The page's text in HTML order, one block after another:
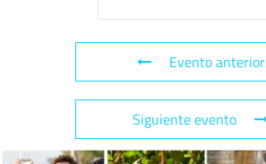
Evento anterior
Siguiente evento